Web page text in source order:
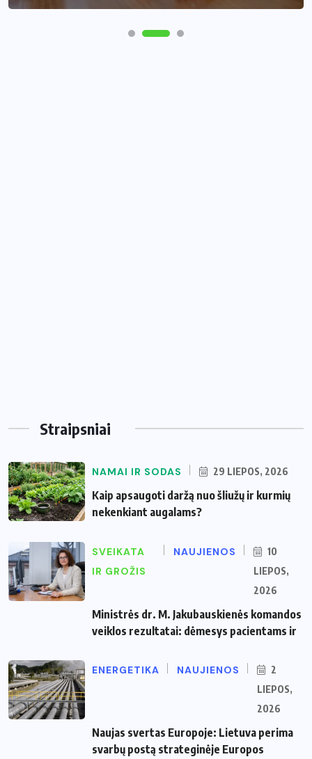
Straipsniai
NAMAI IR SODAS 29 LIEPOS, 2026
Kaip apsaugoti daržą nuo šliužų ir kurmių
nekenkiant augalams?
SVEIKATA
IR GROŽIS
NAUJIENOS
10
LIEPOS,
2026
Ministrės dr. M. Jakubauskienės komandos
veiklos rezultatai: dėmesys pacientams ir
ENERGETIKA NAUJIENOS
2
LIEPOS,
2026
Naujas svertas Europoje: Lietuva perima
svarbų postą strateginėje Europos